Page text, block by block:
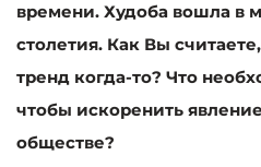
времени. Худоба вошла в
столетия. Как Вы
тренд когда-то? Что
чтобы искоренить
обществе?